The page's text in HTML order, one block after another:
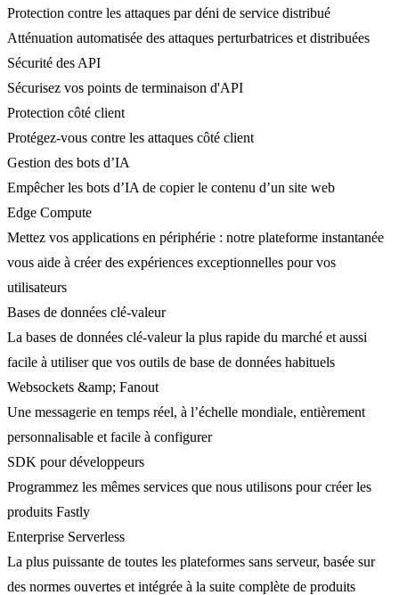
Protection contre les attaques par déni de service distribué
Atténuation automatisée des attaques perturbatrices et distribuées
Sécurité des API
Sécurisez vos points de terminaison d'API
Protection côté client
Protégez-vous contre les attaques côté client
Gestion des bots d’IA
Empêcher les bots d’IA de copier le contenu d’un site web
Edge Compute
Mettez vos applications en périphérie : notre plateforme instantanée
vous aide à créer des expériences exceptionnelles pour vos
utilisateurs
Bases de données clé-valeur
La bases de données clé-valeur la plus rapide du marché et aussi
facile à utiliser que vos outils de base de données habituels
Websockets &amp; Fanout
Une messagerie en temps réel, à l’échelle mondiale, entièrement
personnalisable et facile à configurer
SDK pour développeurs
Programmez les mêmes services que nous utilisons pour créer les
produits Fastly
Enterprise Serverless
La plus puissante de toutes les plateformes sans serveur, basée sur
des normes ouvertes et intégrée à la suite complète de produits